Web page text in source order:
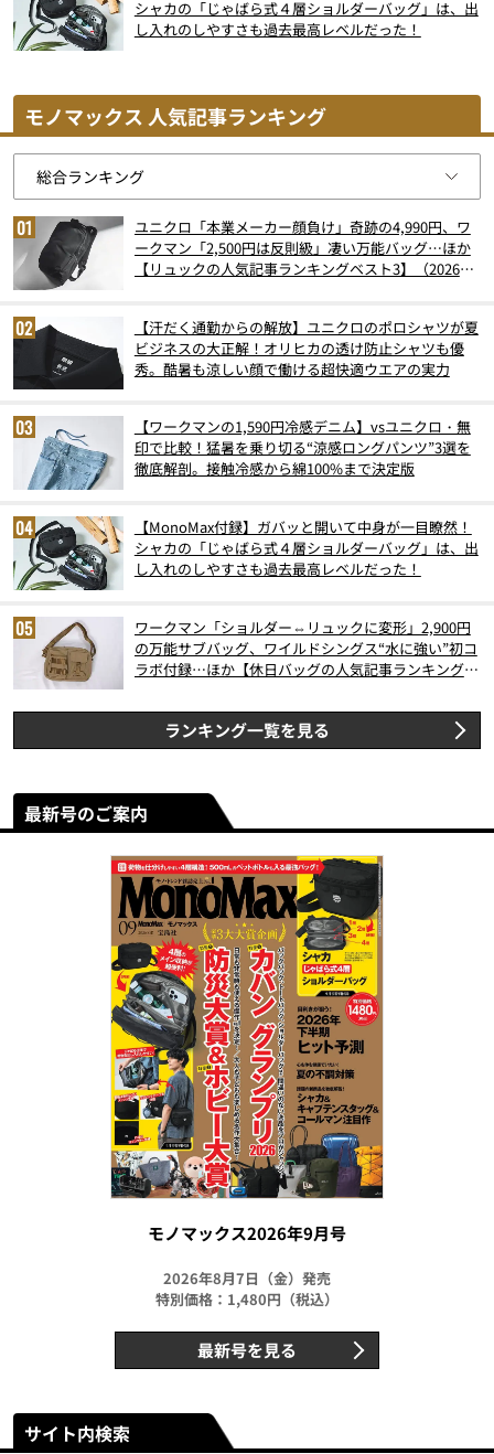
シャカの「じゃばら式４層ショルダーバッグ」は、出
し入れのしやすさも過去最高レベルだった！
モノマックス 人気記事ランキング
ユニクロ「本業メーカー顔負け」奇跡の4,990円、ワ
ークマン「2,500円は反則級」凄い万能バッグ…ほか
【リュックの人気記事ランキングベスト3】（2026年
【汗だく通勤からの解放】ユニクロのポロシャツが夏
ビジネスの大正解！オリヒカの透け防止シャツも優
秀。酷暑も涼しい顔で働ける超快適ウエアの実力
【ワークマンの1,590円冷感デニム】vsユニクロ・無
印で比較！猛暑を乗り切る“涼感ロングパンツ”3選を
徹底解剖。接触冷感から綿100%まで決定版
【MonoMax付録】ガバッと開いて中身が一目瞭然！
シャカの「じゃばら式４層ショルダーバッグ」は、出
し入れのしやすさも過去最高レベルだった！
ワークマン「ショルダー⇔リュックに変形」2,900円
の万能サブバッグ、ワイルドシングス“水に強い”初コ
ラボ付録…ほか【休日バッグの人気記事ランキングベ
ランキング一覧を見る
最新号のご案内
モノマックス2026年9月号
2026年8月7日（金）発売
特別価格：1,480円（税込）
最新号を見る
サイト内検索